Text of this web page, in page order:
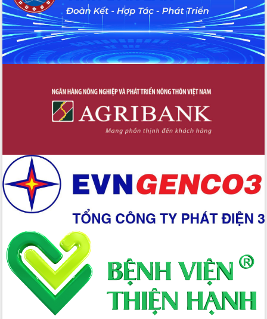
Nâng cao trách nhiệm người đứng
đầu, phát huy tinh thần chủ động,
sáng tạo để đảm bảo tiến độ giải ngân
vốn đầu tư công năm 2025
Sở Công Thương đột phá số hóa 100%
doanh nghiệp làm thước đo phục vụ
Đảm bảo công tác bầu cử triển khai
đúng tiến độ, quy trình theo luật định
Ban Tuyên giáo và Dân vận Trung ương
Đắk Lắk hưởng ứng Ngày Pháp luật
Việt Nam 2025 và biểu dương 25 tập
thể, cá nhân tiêu biểu
Hội nghị lần thứ nhất Ban Chỉ đạo
công tác bầu cử tỉnh Đắk Lắk
Hội nghị UBND tỉnh thường kỳ tháng
10 năm 2025
Kỳ họp chuyên đề lần thứ Ba, HĐND
tỉnh khóa X
Bí thư Tỉnh ủy Lương Nguyễn Minh
Triết kiểm tra việc thực hiện chống
khai thác IUU
Hội thảo chuyên đề “Hành trình xuất